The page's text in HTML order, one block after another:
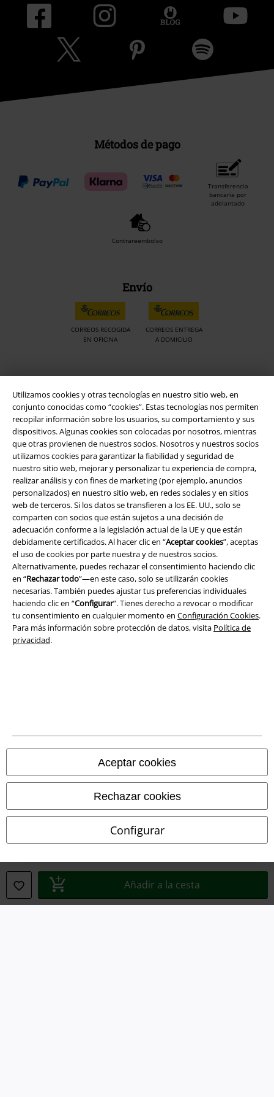
Utilizamos cookies y otras tecnologías en nuestro sitio web, en
conjunto conocidas como “cookies”. Estas tecnologías nos permiten
recopilar información sobre los usuarios, su comportamiento y sus
dispositivos. Algunas cookies son colocadas por nosotros, mientras
que otras provienen de nuestros socios. Nosotros y nuestros socios
utilizamos cookies para garantizar la fiabilidad y seguridad de
nuestro sitio web, mejorar y personalizar tu experiencia de compra,
realizar análisis y con fines de marketing (por ejemplo, anuncios
personalizados) en nuestro sitio web, en redes sociales y en sitios
web de terceros. Si los datos se transfieren a los EE. UU., solo se
comparten con socios que están sujetos a una decisión de
adecuación conforme a la legislación actual de la UE y que están
debidamente certificados. Al hacer clic en “Aceptar cookies”, aceptas
el uso de cookies por parte nuestra y de nuestros socios.
Alternativamente, puedes rechazar el consentimiento haciendo clic
en “Rechazar todo”—en este caso, solo se utilizarán cookies
necesarias. También puedes ajustar tus preferencias individuales
haciendo clic en “Configurar”. Tienes derecho a revocar o modificar
tu consentimiento en cualquier momento en Configuración Cookies.
Para más información sobre protección de datos, visita Política de
privacidad.
Aceptar cookies
Rechazar cookies
Configurar
Añadir a la cesta
Métodos de pago
Transferencia
bancaria por
adelantado
Contrareembolso
Envío
CORREOS RECOGIDA
EN OFICINA
CORREOS ENTREGA
A DOMICILIO
¡Descarga la nueva App EMP totalmente GRATIS y disfruta de todas
sus nuevas funciones y ventajas!
A Warner Music Group Company
Seguridad
Términos y Condiciones
Eliminación de residuos y protección del medioambiente
Declaración de Conformidad